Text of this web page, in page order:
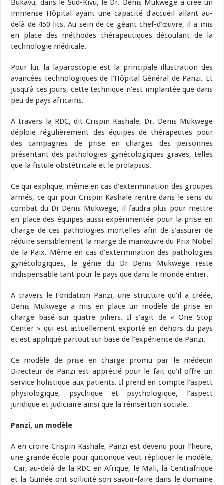
Bukavu, dans le Sud-Kivu, le Dr. Denis Mukwege a créé un
immense Hôpital ayant une capacité d’accueil allant au-
delà de 450 lits. Au sein de ce géant chef-d’œuvre, il a mis
en place des méthodes thérapeutiques découlant de la
technologie médicale.
Pour lui, la laparoscopie est la principale illustration des
avancées technologiques de l’Hôpital Général de Panzi. Et
jusqu’à ces jours, cette technique n’est implantée que dans
peu de pays africains.
A travers la RDC, dit Crispin Kashale, Dr. Denis Mukwege
déploie régulièrement des équipes de thérapeutes pour
des campagnes de prise en charges des personnes
présentant des pathologies gynécologiques graves, telles
que la fistule obstétricale et le prolapsus.
Ce qui explique, même en cas d’extermination des groupes
armés, ce qui pour Crispin Kashale rentre dans le sens du
combat du Dr Denis Mukwege, il faudra plus pour mettre
en place des équipes aussi expérimentée pour la prise en
charge de ces pathologies mortelles afin de s’assurer de
réduire sensiblement la marge de manœuvre du Prix Nobel
de la Paix. Même en cas d’extermination des pathologies
gynécologiques, le génie du Dr Denis Mukwege reste
indispensable tant pour le pays que dans le monde entier.
A travers le Fondation Panzi, une structure qu’il a créée,
Denis Mukwege a mis en place un modèle de prise en
charge basé sur quatre piliers. Il s’agit de « One Stop
Center » qui est actuellement exporté en dehors du pays
et est appliqué partout sur base de l’expérience de Panzi.
Ce modèle de prise en charge promu par le médecin
Directeur de Panzi est apprécié pour le fait qu’il offre un
service holistique aux patients. Il prend en compte l’aspect
physiologique, psychique et psychologique, l’aspect
juridique et judiciaire ainsi que la réinsertion sociale.
Panzi, un modèle
A en croire Crispin Kashale, Panzi est devenu pour l’heure,
une grande école pour quiconque veut répliquer le modèle.
Car, au-delà de la RDC en Afrique, le Mali, la Centrafrique
et la Guinée ont sollicité son savoir-faire dans le domaine